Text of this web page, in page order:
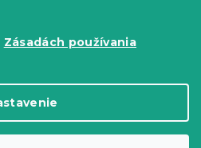
Zásadách používania
obliečok. Všetky práva